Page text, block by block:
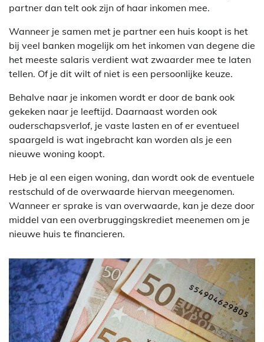
partner dan telt ook zijn of haar inkomen mee.
Wanneer je samen met je partner een huis koopt is het
bij veel banken mogelijk om het inkomen van degene die
het meeste salaris verdient wat zwaarder mee te laten
tellen. Of je dit wilt of niet is een persoonlijke keuze.
Behalve naar je inkomen wordt er door de bank ook
gekeken naar je leeftijd. Daarnaast worden ook
ouderschapsverlof, je vaste lasten en of er eventueel
spaargeld is wat ingebracht kan worden als je een
nieuwe woning koopt.
Heb je al een eigen woning, dan wordt ook de eventuele
restschuld of de overwaarde hiervan meegenomen.
Wanneer er sprake is van overwaarde, kan je deze door
middel van een overbruggingskrediet meenemen om je
nieuwe huis te financieren.